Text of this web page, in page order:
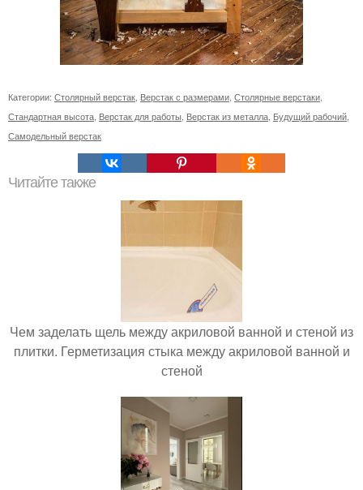
Категории: Столярный верстак Верстак с размерами Столярные верстаки
Стандартная высота Верстак для работы Верстак из металла Будущий рабочий
Самодельный верстак
Читайте также
Чем заделать щель между акриловой ванной и стеной из
плитки. Герметизация стыка между акриловой ванной и
стеной